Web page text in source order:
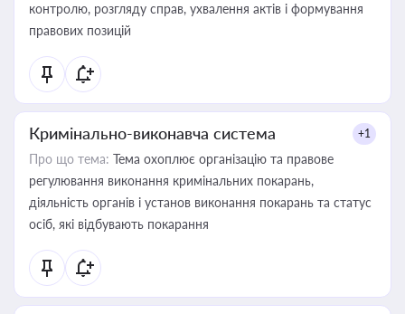
контролю, розгляду справ, ухвалення актів і формування
правових позицій
Кримінально-виконавча система +1
Про що тема: Тема охоплює організацію та правове
регулювання виконання кримінальних покарань,
діяльність органів і установ виконання покарань та статус
осіб, які відбувають покарання